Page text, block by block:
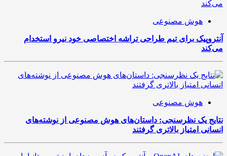
هوش مصنوعی
آنتروپیک برای تیم طراحی تراشه اختصاصی خود نیرو استخدام
می‌کند
هوش مصنوعی
نتایج یک نظرسنجی: داستان‌های هوش مصنوعی از نوشته‌های
انسانی امتیاز بالاتری گرفتند